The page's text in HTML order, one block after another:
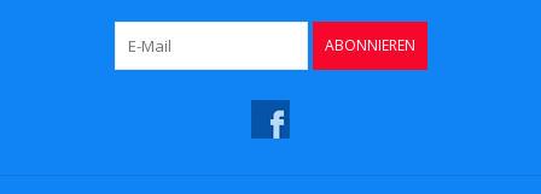
ABONNIEREN